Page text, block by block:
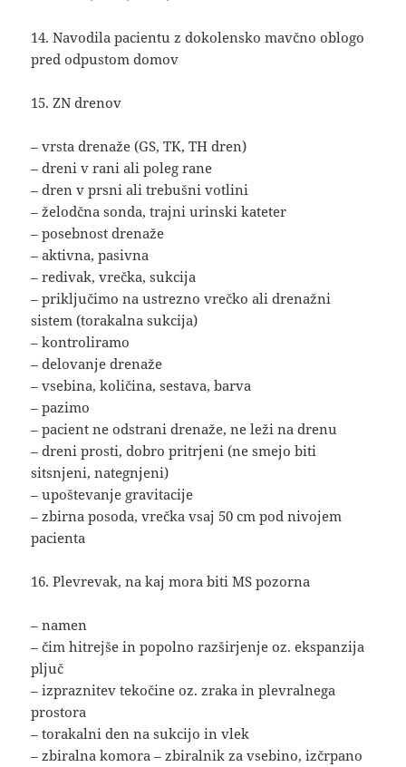
14. Navodila pacientu z dokolensko mavčno oblogo
pred odpustom domov
15. ZN drenov
– vrsta drenaže (GS, TK, TH dren)
– dreni v rani ali poleg rane
– dren v prsni ali trebušni votlini
– želodčna sonda, trajni urinski kateter
– posebnost drenaže
– aktivna, pasivna
– redivak, vrečka, sukcija
– priključimo na ustrezno vrečko ali drenažni
sistem (torakalna sukcija)
– kontroliramo
– delovanje drenaže
– vsebina, količina, sestava, barva
– pazimo
– pacient ne odstrani drenaže, ne leži na drenu
– dreni prosti, dobro pritrjeni (ne smejo biti
sitsnjeni, nategnjeni)
– upoštevanje gravitacije
– zbirna posoda, vrečka vsaj 50 cm pod nivojem
pacienta
16. Plevrevak, na kaj mora biti MS pozorna
– namen
– čim hitrejše in popolno razširjenje oz. ekspanzija
pljuč
– izpraznitev tekočine oz. zraka in plevralnega
prostora
– torakalni den na sukcijo in vlek
– zbiralna komora – zbiralnik za vsebino, izčrpano